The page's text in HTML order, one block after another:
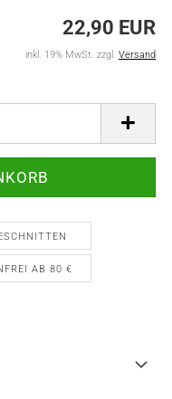
22,90 EUR
inkl. 19% MwSt. zzgl. Versand
AB 80 €